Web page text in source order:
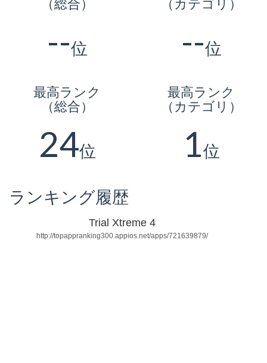
--位 --位
最高ランク
（総合）
24位
最高ランク
（カテゴリ）
1位
ランキング履歴
Trial Xtreme 4
http://topappranking300.appios.net/apps/721639879/